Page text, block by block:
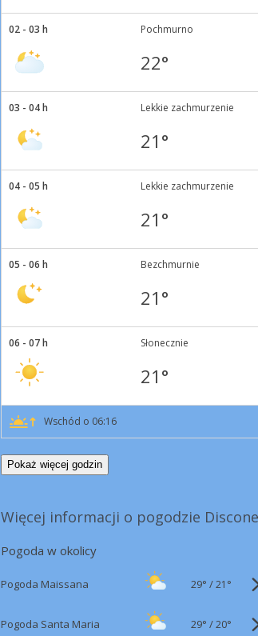
02 - 03 h Pochmurno
22°
03 - 04 h Lekkie zachmurzenie
21°
04 - 05 h Lekkie zachmurzenie
21°
05 - 06 h Bezchmurnie
21°
06 - 07 h Słonecznie
21°
Wschód o 06:16
Pokaż więcej godzin
Więcej informacji o pogodzie
Pogoda w okolicy
Pogoda Maissana 29° /21°
Pogoda Santa Maria 29° /20°